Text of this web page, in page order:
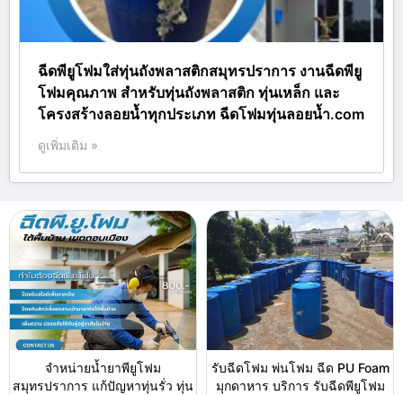
ฉีดพียูโฟมใส่ทุ่นถังพลาสติกสมุทรปราการ งานฉีดพียู
โฟมคุณภาพ สำหรับทุ่นถังพลาสติก ทุ่นเหล็ก และ
โครงสร้างลอยน้ำทุกประเภท ฉีดโฟมทุ่นลอยน้ำ.com
ดูเพิ่มเติม »
จำหน่ายน้ำยาพียูโฟม
สมุทรปราการ แก้ปัญหาทุ่นรั่ว ทุ่น
รับฉีดโฟม พ่นโฟม ฉีด PU Foam
มุกดาหาร บริการ รับฉีดพียูโฟม